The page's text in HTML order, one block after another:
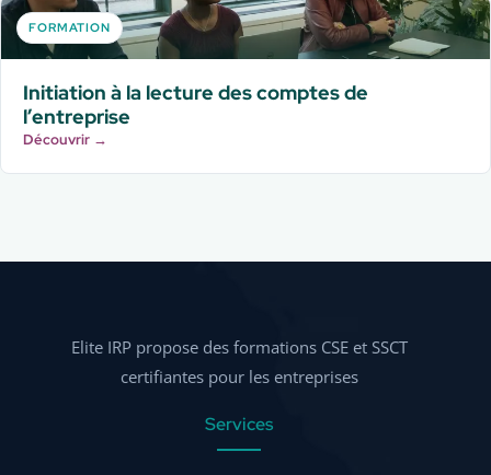
FORMATION
Initiation à la lecture des comptes de
l’entreprise
Découvrir →
Elite IRP propose des formations CSE et SSCT
certifiantes pour les entreprises
Services